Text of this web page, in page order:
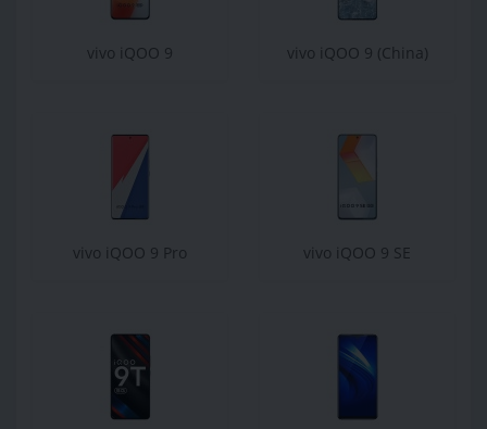
vivo iQOO 9 vivo iQOO 9 (China)
vivo iQOO 9 Pro vivo iQOO 9 SE